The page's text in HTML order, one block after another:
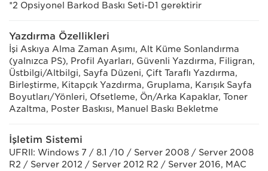
*2 Opsiyonel Barkod Baskı Seti-D1 gerektirir
Yazdırma Özellikleri
İşi Askıya Alma Zaman Aşımı, Alt Küme Sonlandırma
(yalnızca PS), Profil Ayarları, Güvenli Yazdırma, Filigran,
Üstbilgi/Altbilgi, Sayfa Düzeni, Çift Taraflı Yazdırma,
Birleştirme, Kitapçık Yazdırma, Gruplama, Karışık Sayfa
Boyutları/Yönleri, Ofsetleme, Ön/Arka Kapaklar, Toner
Azaltma, Poster Baskısı, Manuel Baskı Bekletme
İşletim Sistemi
UFRII: Windows 7 / 8.1 /10 / Server 2008 / Server 2008
R2 / Server 2012 / Server 2012 R2 / Server 2016, MAC